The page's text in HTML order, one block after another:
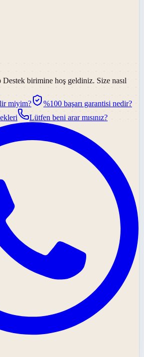
Destek birimine hoş geldiniz. Size nasıl
miyim?
%100 başarı garantisi nedir?
Lütfen beni arar mısınız?